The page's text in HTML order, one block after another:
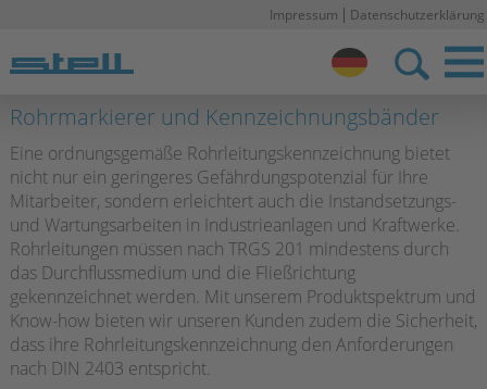
Stell DE
Impressum Datenschutzerklärung
Rohrmarkierer und Kennzeichnungsbänder
Eine ordnungsgemäße Rohrleitungskennzeichnung bietet
nicht nur ein geringeres Gefährdungspotenzial für Ihre
Mitarbeiter, sondern erleichtert auch die Instandsetzungs-
und Wartungsarbeiten in Industrieanlagen und Kraftwerke.
Rohrleitungen müssen nach TRGS 201 mindestens durch
das Durchflussmedium und die Fließrichtung
gekennzeichnet werden. Mit unserem Produktspektrum und
Know-how bieten wir unseren Kunden zudem die Sicherheit,
dass ihre Rohrleitungskennzeichnung den Anforderungen
nach DIN 2403 entspricht.